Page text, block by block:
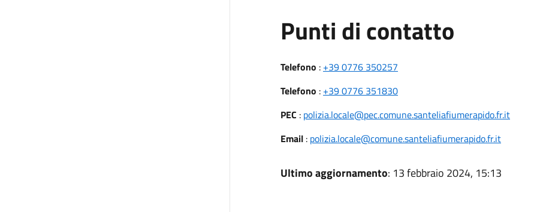
Punti di contatto
Telefono : +39 0776 350257
Telefono : +39 0776 351830
PEC : polizia.locale@pec.comune.santeliafiumerapido.fr.it
Email: polizia.locale@comune.santeliafiumerapido.fr.it
Ultimo aggiornamento: 13 febbraio 2024, 15:13